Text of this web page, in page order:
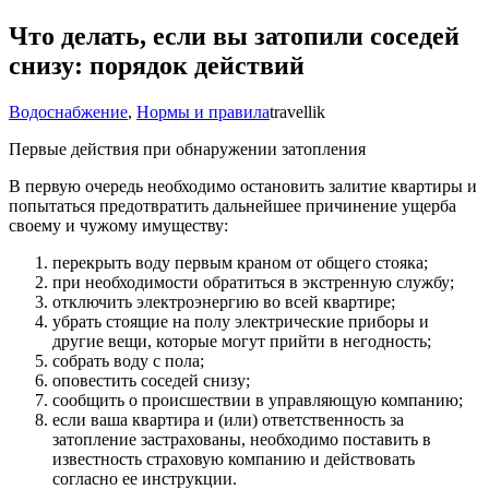
Что делать, если вы затопили соседей
снизу: порядок действий
Водоснабжение, Нормы и правилаtravellik
Первые действия при обнаружении затопления
В первую очередь необходимо остановить залитие квартиры и
попытаться предотвратить дальнейшее причинение ущерба
своему и чужому имуществу:
перекрыть воду первым краном от общего стояка;
при необходимости обратиться в экстренную службу;
отключить электроэнергию во всей квартире;
убрать стоящие на полу электрические приборы и
другие вещи, которые могут прийти в негодность;
собрать воду с пола;
оповестить соседей снизу;
сообщить о происшествии в управляющую компанию;
если ваша квартира и (или) ответственность за
затопление застрахованы, необходимо поставить в
известность страховую компанию и действовать
согласно ее инструкции.